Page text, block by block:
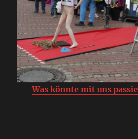
Was könnte mit uns